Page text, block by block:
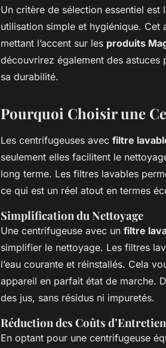
Un critère de sélection essentiel est
utilisation simple et hygiénique.
mettant l’accent sur les produits
découvrirez également des astuces
sa durabilité.
Pourquoi Choisir une
Les centrifugeuses avec filtre
seulement elles facilitent le
long terme. Les filtres lavables
ce qui est un réel atout en termes
Simplification du Nettoyage
Une centrifugeuse avec un filtre
simplifier le nettoyage. Les filtres
l’eau courante et réinstallés. Cela
appareil en parfait état de marche.
des jus, sans résidus ni impuretés.
Réduction des Coûts d’Entretien
En optant pour une centrifugeuse